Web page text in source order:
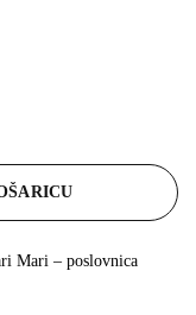
Mari – poslovnica